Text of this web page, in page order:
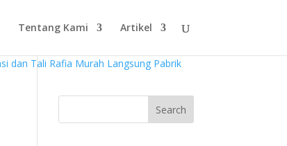
Tentang Kami Artikel